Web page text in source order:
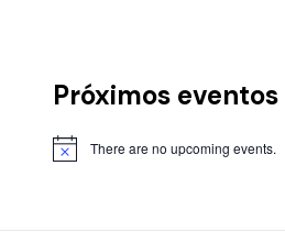
Próximos eventos
There are no upcoming events.